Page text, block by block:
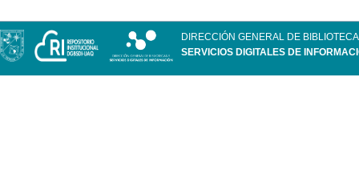
DIRECCIÓN GENERAL DE
SERVICIOS DIGITALES DE